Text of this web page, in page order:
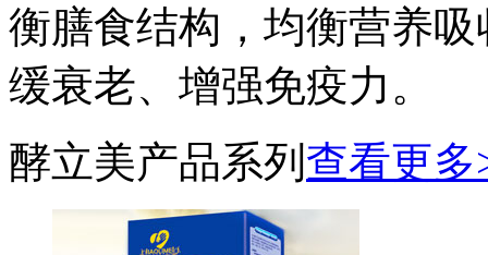
衡膳食结构，均衡营养
缓衰老、增强免疫力。
酵立美产品系列 查看更多